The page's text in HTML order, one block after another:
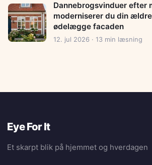
Dannebrogsvinduer efter
moderniserer du din
ødelægge facaden
12. jul 2026 · 13 min læsning
Eye For It
Et skarpt blik på hjemmet og hverdagen